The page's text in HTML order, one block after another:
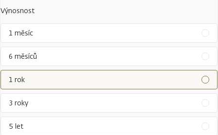
Výnosnost
1 měsíc
6 měsíců
1 rok
3 roky
5 let